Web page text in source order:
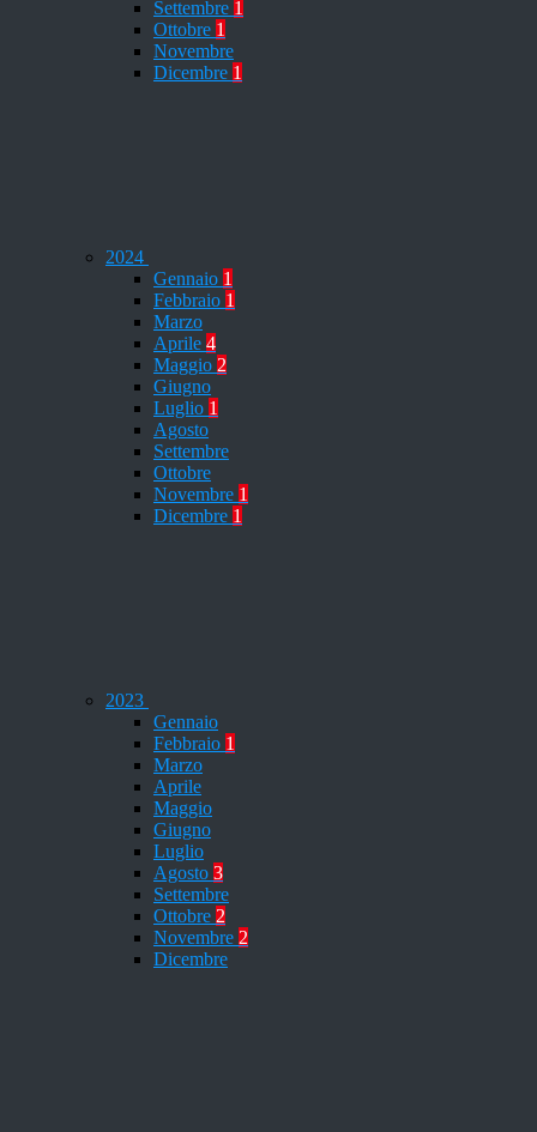
Settembre 1
Ottobre 1
Novembre
Dicembre 1
2024
Gennaio 1
Febbraio 1
Marzo
Aprile 4
Maggio 2
Giugno
Luglio 1
Agosto
Settembre
Ottobre
Novembre 1
Dicembre 1
2023
Gennaio
Febbraio 1
Marzo
Aprile
Maggio
Giugno
Luglio
Agosto 3
Settembre
Ottobre 2
Novembre 2
Dicembre